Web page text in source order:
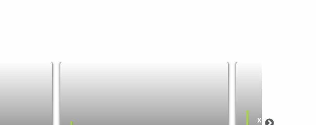
Xəbər • 07 Avqust